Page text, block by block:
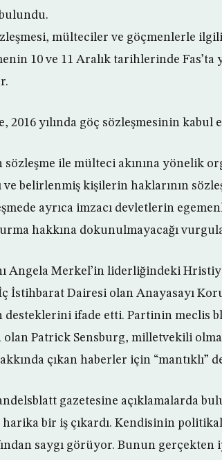
mülteciler ve göçmenlerle
10 ve 11 Aralık tarihlerinde
2016 yılında göç sözleşmesinin kabul
sözleşme ile mülteci akınına yönelik
ve belirlenmiş kişilerin haklarının
ayrıca imzacı devletlerin
hakkına dokunulmayacağı
Angela Merkel’in liderliğindeki
İstihbarat Dairesi olan Anayasayı
desteklerini ifade etti. Partinin meclis
Patrick Sensburg, milletvekili
çıkan haberler için “mantıklı”
gazetesine açıklamalarda
harika bir iş çıkardı. Kendisinin
saygı görüyor. Bunun gerçekten